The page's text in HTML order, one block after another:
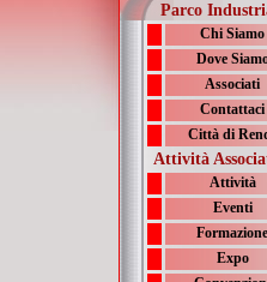
Parco
Chi Siamo
Dove
Associati
Contattaci
Città di
Attività
Attività
Eventi
Formazione
Expo